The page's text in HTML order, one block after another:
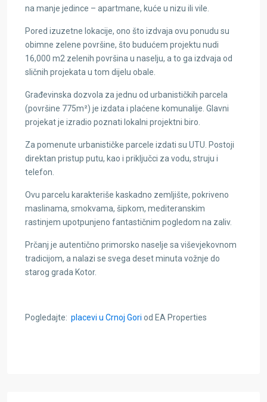
na manje jedince – apartmane, kuće u nizu ili vile.
Pored izuzetne lokacije, ono što izdvaja ovu ponudu su
obimne zelene površine, što budućem projektu nudi
16,000 m2 zelenih površina u naselju, a to ga izdvaja od
sličnih projekata u tom dijelu obale.
Građevinska dozvola za jednu od urbanističkih parcela
(površine 775m²) je izdata i plaćene komunalije. Glavni
projekat je izradio poznati lokalni projektni biro.
Za pomenute urbanističke parcele izdati su UTU. Postoji
direktan pristup putu, kao i priključci za vodu, struju i
telefon.
Ovu parcelu karakteriše kaskadno zemljište, pokriveno
maslinama, smokvama, šipkom, mediteranskim
rastinjem upotpunjeno fantastičnim pogledom na zaliv.
Prčanj je autentično primorsko naselje sa viševjekovnom
tradicijom, a nalazi se svega deset minuta vožnje do
starog grada Kotor.
Pogledajte: placevi u Crnoj Gori od EA Properties